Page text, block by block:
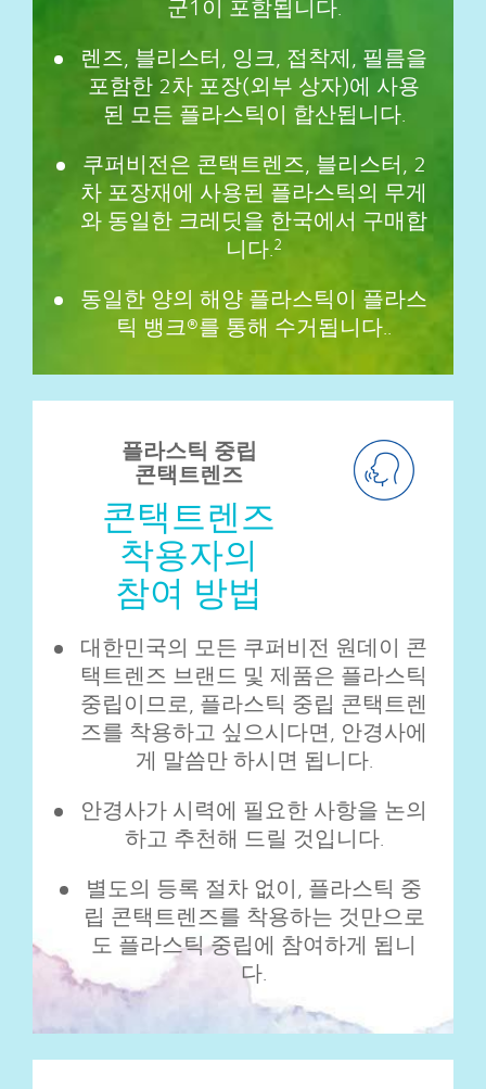
렌즈, 블리스터, 잉크, 접착제, 필름을
포함한 2차 포장(외부 상자)에 사용
된 모든 플라스틱이 합산됩니다.
쿠퍼비전은 콘택트렌즈, 블리스터, 2
차 포장재에 사용된 플라스틱의 무게
와 동일한 크레딧을 한국에서 구매합
니다.2
동일한 양의 해양 플라스틱이 플라스
틱 뱅크®를 통해 수거됩니다..
플라스틱 중립
콘택트렌즈
콘택트렌즈
착용자의
참여 방법
대한민국의 모든 쿠퍼비전 원데이 콘
택트렌즈 브랜드 및 제품은 플라스틱
중립이므로, 플라스틱 중립 콘택트렌
즈를 착용하고 싶으시다면, 안경사에
게 말씀만 하시면 됩니다.
안경사가 시력에 필요한 사항을 논의
하고 추천해 드릴 것입니다.
별도의 등록 절차 없이, 플라스틱 중
립 콘택트렌즈를 착용하는 것만으로
도 플라스틱 중립에 참여하게 됩니
다.